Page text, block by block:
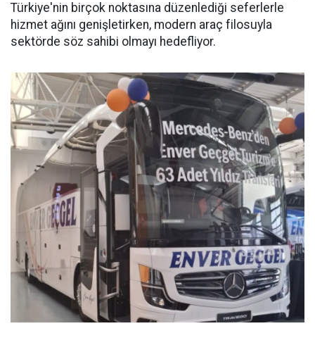
Türkiye'nin birçok noktasına düzenlediği seferlerle
hizmet ağını genişletirken, modern araç filosuyla
sektörde söz sahibi olmayı hedefliyor.